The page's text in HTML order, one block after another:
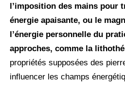
l’imposition des mains pour
énergie apaisante, ou le
l’énergie personnelle du
approches, comme la
propriétés supposées des
influencer les champs